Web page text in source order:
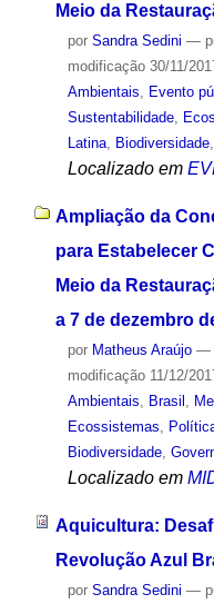
Meio da
por Sandra Sedini —
modificação30/11/
Ambientais, Evento
Sustentabilidade,
Latina, Biodiversidade,
Localizado em
Ampliação da
para Estabelecer
Meio da
a 7 de dezembro
por Matheus Araújo —
modificação11/12/
Ambientais
Brasil
Ecossistemas
Biodiversidade,
Localizado em
Aquicultura:
Revolução Azul
por Sandra Sedini —